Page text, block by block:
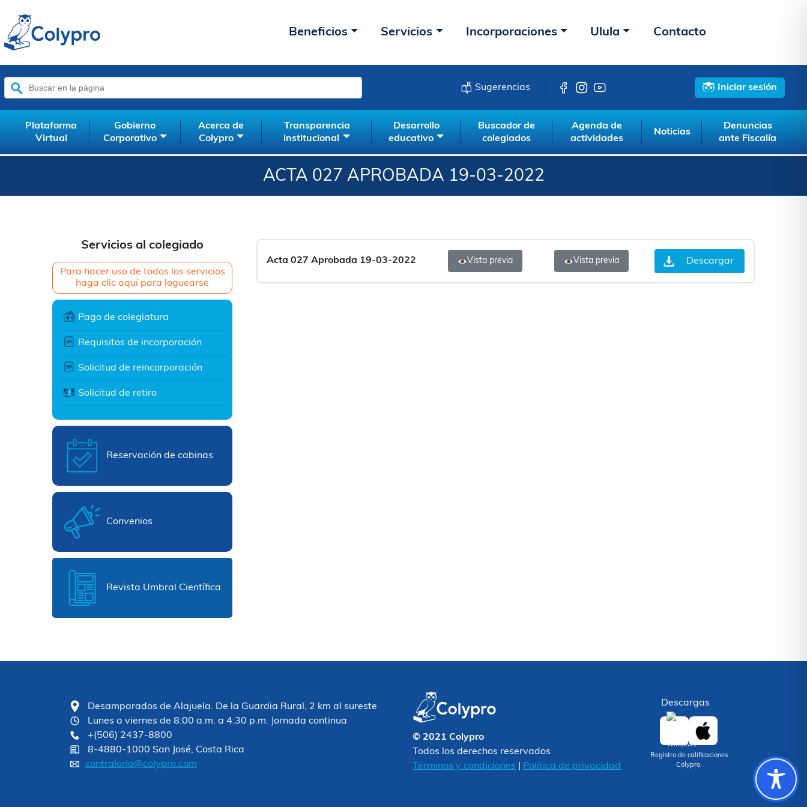
Beneficios Servicios Incorporaciones Ulula Contacto
Buscar:
Sugerencias Iniciar sesión
Plataforma
Virtual
Gobierno
Corporativo
Acerca de
Colypro
Transparencia
institucional
Desarrollo
educativo
Buscador de
colegiados
Agenda de
actividades
Noticias
Denuncias
ante Fiscalía
ACTA 027 APROBADA 19-03-2022
Servicios al colegiado
Para hacer uso de todos los servicios
haga clic aquí para loguearse
Pago de colegiatura
Requisitos de incorporación
Solicitud de reincorporación
Solicitud de retiro
Reservación de cabinas
Convenios
Revista Umbral Científica
Acta 027 Aprobada 19-03-2022 Vista previa Vista previa Descargar
Desamparados de Alajuela. De la Guardia Rural, 2 km al sureste
Lunes a viernes de 8:00 a.m. a 4:30 p.m. Jornada continua
+(506) 2437-8800
8-4880-1000 San José, Costa Rica
contraloria@colypro.com
© 2021 Colypro
Todos los derechos reservados
Términos y condiciones
Política de privacidad
Descargas
Registro de calificaciones
Colypro.